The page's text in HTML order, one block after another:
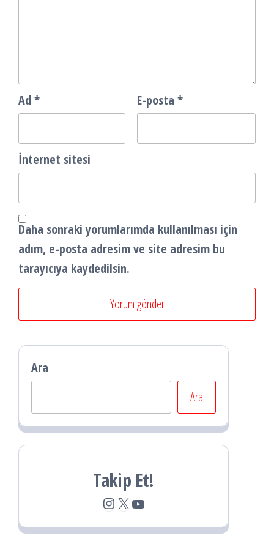
Ad * E-posta *
İnternet sitesi
Daha sonraki yorumlarımda kullanılması için
adım, e-posta adresim ve site adresim bu
tarayıcıya kaydedilsin.
Ara
Ara
Takip Et!
Instagram
X YouTube